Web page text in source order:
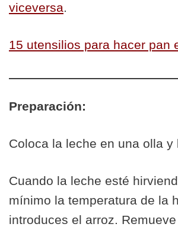
viceversa.
15 utensilios para hacer pan
Preparación:
Coloca la leche en una olla y
Cuando la leche esté
mínimo la temperatura de la
introduces el arroz. Remueve